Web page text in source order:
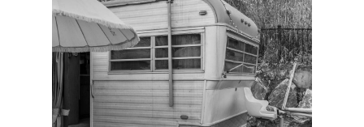
외부풍경
인사말
외부풍경
객실배치도
객실보기
에코돔
텐트존
편의시설